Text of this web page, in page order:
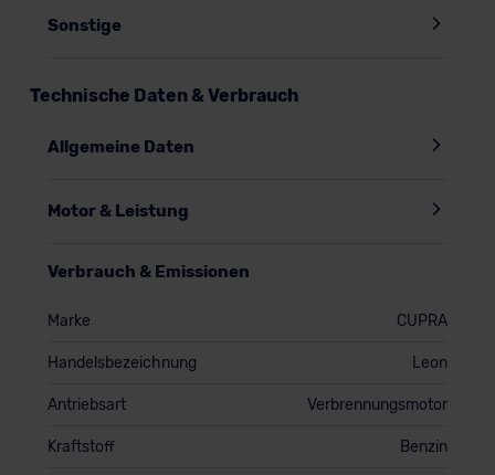
Sonstige
Technische Daten & Verbrauch
Allgemeine Daten
Motor & Leistung
Verbrauch & Emissionen
Marke CUPRA
Handelsbezeichnung Leon
Antriebsart Verbrennungsmotor
Kraftstoff Benzin